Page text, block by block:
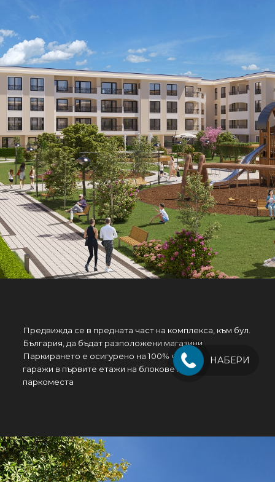
Предвижда се в предната част на комплекса, към бул.
България, да бъдат разположени магазини .
Паркирането е осигурено на 100% чрез надземни
гаражи в първите етажи на блоковете и надземни
паркоместа
НАБЕРИ